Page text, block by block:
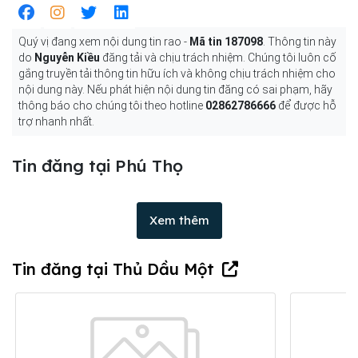
Quý vị đang xem nội dung tin rao - Mã tin 187098 . Thông tin này
do Nguyễn Kiều đăng tải và chịu trách nhiệm. Chúng tôi luôn cố
gắng truyền tải thông tin hữu ích và không chịu trách nhiệm cho
nội dung này. Nếu phát hiện nội dung tin đăng có sai phạm, hãy
thông báo cho chúng tôi theo hotline 02862786666 để được hỗ
trợ nhanh nhất.
Tin đăng tại Phú Thọ
Xem thêm
Tin đăng tại Thủ Dầu Một